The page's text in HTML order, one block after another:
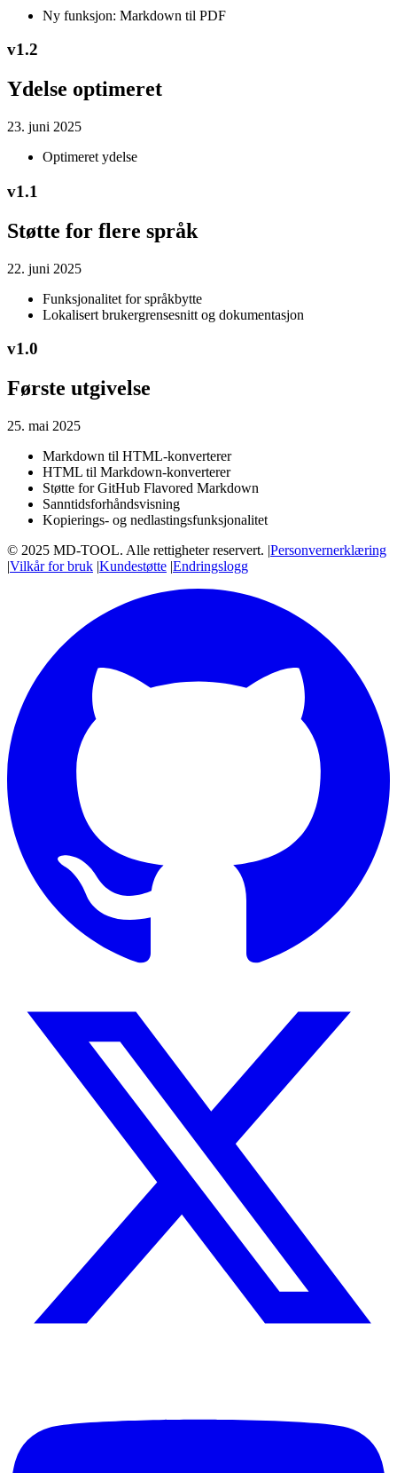
Ny funksjon: Markdown til PDF
v1.2
Ydelse optimeret
23. juni 2025
Optimeret ydelse
v1.1
Støtte for flere språk
22. juni 2025
Funksjonalitet for språkbytte
Lokalisert brukergrensesnitt og dokumentasjon
v1.0
Første utgivelse
25. mai 2025
Markdown til HTML-konverterer
HTML til Markdown-konverterer
Støtte for GitHub Flavored Markdown
Sanntidsforhåndsvisning
Kopierings- og nedlastingsfunksjonalitet
© 2025 MD-TOOL. Alle rettigheter reservert. |Personvernerklæring
|Vilkår for bruk |Kundestøtte |Endringslogg